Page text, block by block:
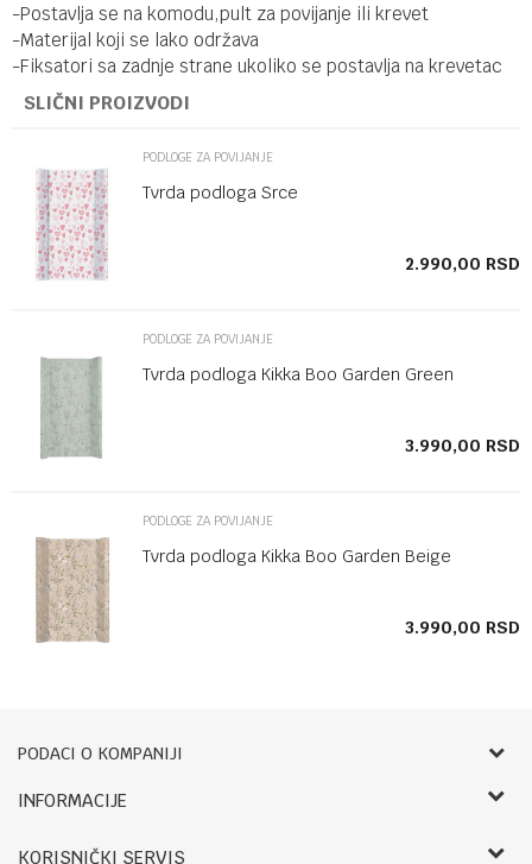
-Postavlja se na komodu,pult za povijanje ili krevet
-Materijal koji se lako održava
-Fiksatori sa zadnje strane ukoliko se postavlja na krevetac
SLIČNI PROIZVODI
PODLOGE ZA POVIJANJE
Tvrda podloga Srce
2.990,00 RSD
PODLOGE ZA POVIJANJE
Tvrda podloga Kikka Boo Garden Green
3.990,00 RSD
PODLOGE ZA POVIJANJE
Tvrda podloga Kikka Boo Garden Beige
3.990,00 RSD
PODACI O KOMPANIJI
Bebbco
RADNO VREME:
INFORMACIJE
KORISNIČKI SERVIS